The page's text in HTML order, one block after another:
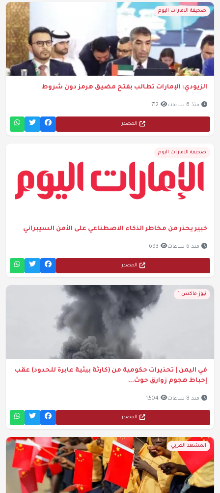
صحيفة الامارات اليوم
الزيودي: الإمارات تطالب بفتح مضيق هرمز دون شروط
منذ 6 ساعات 712
المصدر
صحيفة الامارات اليوم
خبير يحذر من مخاطر الذكاء الاصطناعي على الأمن السيبراني
منذ 6 ساعات 693
المصدر
نيوز ماكس 1
في اليمن | تحذيرات حكومية من (كارثة بيئية عابرة للحدود) عقب
إحباط هجوم زوارق حوث...
منذ 8 ساعات 1,504
المصدر
المشهد العربي